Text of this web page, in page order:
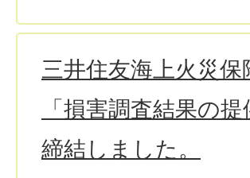
三井住友海上火災
「損害調査結果の
締結しました。